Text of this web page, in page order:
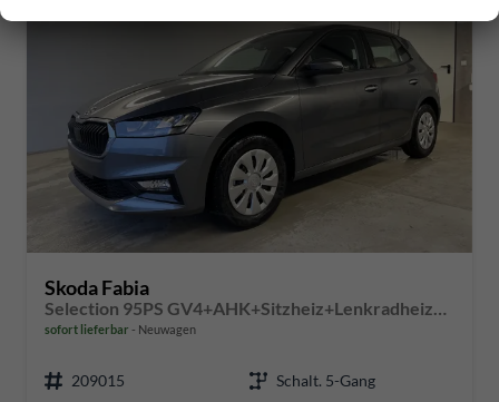
Skoda Fabia
Selection 95PS GV4+AHK+Sitzheiz+Lenkradheiz+Climatronic+Tempomat+PDC
sofort lieferbar Neuwagen
209015
Schalt. 5-Gang